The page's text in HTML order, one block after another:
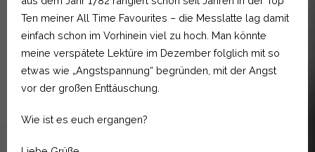
Ten meiner All Time Favourites – die Messlatte lag damit
einfach schon im Vorhinein viel zu hoch. Man könnte
meine verspätete Lektüre im Dezember folglich mit so
etwas wie „Angstspannung“ begründen, mit der Angst
vor der großen Enttäuschung.
Wie ist es euch ergangen?